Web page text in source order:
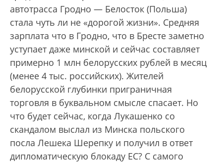
автотрасса Гродно — Белосток (Польша)
стала чуть ли не «дорогой жизни». Средняя
зарплата что в Гродно, что в Бресте заметно
уступает даже минской и сейчас составляет
примерно 1 млн белорусских рублей в месяц
(менее 4 тыс. российских). Жителей
белорусской глубинки приграничная
торговля в буквальном смысле спасает. Но
что будет сейчас, когда Лукашенко со
скандалом выслал из Минска польского
посла Лешека Шерепку и получил в ответ
дипломатическую блокаду ЕС? С самого